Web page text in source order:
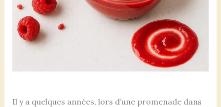
Il y a quelques années, lors d’une promenade dans